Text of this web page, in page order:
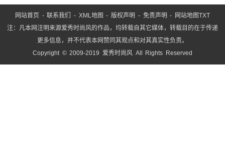
网站首页 -联系我们 - XML地图 -版权声明 - 免责声明 - 网站地图TXT
注：凡本网注明来源爱秀时尚风的作品，均转载自其它媒体，转载目的在于传递
更多信息，并不代表本网赞同其观点和对其真实性负责。
Copyright © 2009-2019 爱秀时尚风 All Rights Reserved